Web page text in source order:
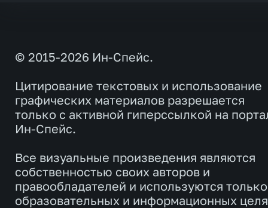
© 2015-2026 Ин-Спейс.
Цитирование текстовых и использование
графических материалов разрешается
только с активной гиперссылкой на
Ин-Спейс.
Все визуальные произведения являются
собственностью своих авторов и
правообладателей и используются
образовательных и информационных